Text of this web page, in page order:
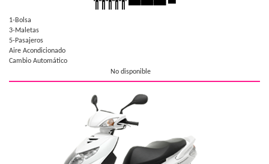
1-Bolsa
3-Maletas
5-Pasajeros
Aire Acondicionado
Cambio Automático
No disponible